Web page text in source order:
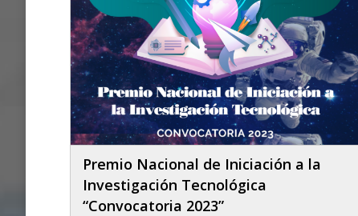
Premio Nacional de Iniciación a la
Investigación Tecnológica
“Convocatoria 2023”